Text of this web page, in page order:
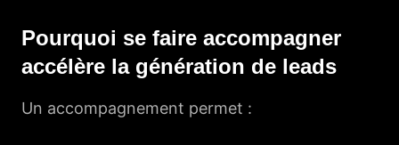
Pourquoi se faire accompagner
accélère la génération de leads
Un accompagnement permet :